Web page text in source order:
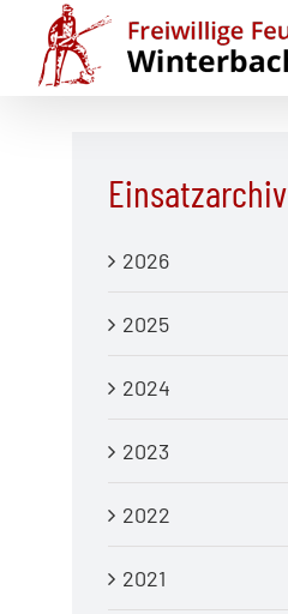
Inhalt
springen
Einsatzarchiv
2026
2025
2024
2023
2022
2021